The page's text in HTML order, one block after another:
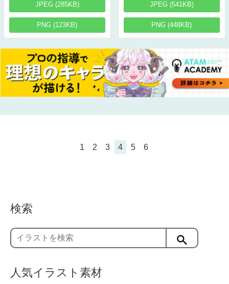
JPEG (285KB)
PNG (123KB)
JPEG (541KB)
PNG (448KB)
1 2 3 4 5 6
検索
人気イラスト素材